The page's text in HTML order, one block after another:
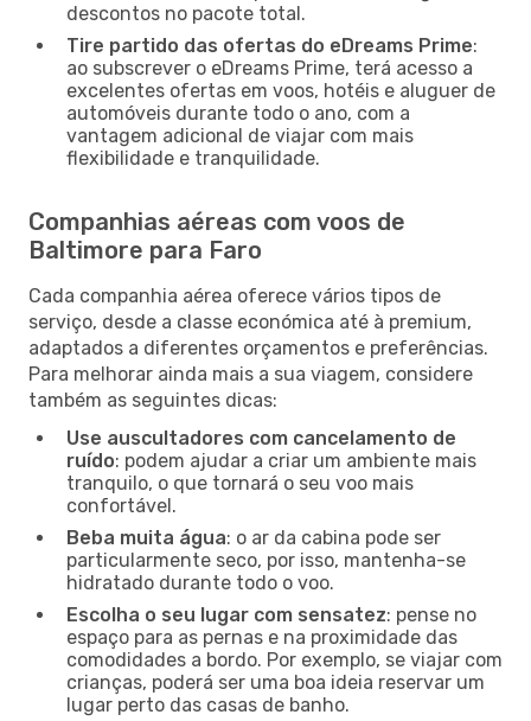
descontos no pacote total.
Tire partido das ofertas do eDreams Prime:
ao subscrever o eDreams Prime, terá acesso a
excelentes ofertas em voos, hotéis e aluguer de
automóveis durante todo o ano, com a
vantagem adicional de viajar com mais
flexibilidade e tranquilidade.
Companhias aéreas com voos de
Baltimore para Faro
Cada companhia aérea oferece vários tipos de
serviço, desde a classe económica até à premium,
adaptados a diferentes orçamentos e preferências.
Para melhorar ainda mais a sua viagem, considere
também as seguintes dicas:
Use auscultadores com cancelamento de
ruído: podem ajudar a criar um ambiente mais
tranquilo, o que tornará o seu voo mais
confortável.
Beba muita água: o ar da cabina pode ser
particularmente seco, por isso, mantenha-se
hidratado durante todo o voo.
Escolha o seu lugar com sensatez: pense no
espaço para as pernas e na proximidade das
comodidades a bordo. Por exemplo, se viajar com
crianças, poderá ser uma boa ideia reservar um
lugar perto das casas de banho.